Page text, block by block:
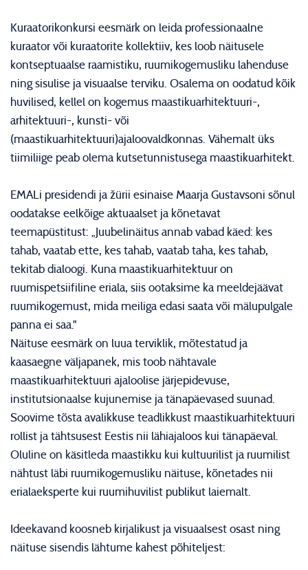
Kuraatorikonkursi eesmärk on leida professionaalne
kuraator või kuraatorite kollektiiv, kes loob näitusele
kontseptuaalse raamistiku, ruumikogemusliku lahenduse
ning sisulise ja visuaalse terviku. Osalema on oodatud kõik
huvilised, kellel on kogemus maastikuarhitektuuri-,
arhitektuuri-, kunsti- või
(maastikuarhitektuuri)ajaloovaldkonnas. Vähemalt üks
tiimiliige peab olema kutsetunnistusega maastikuarhitekt.
EMALi presidendi ja žürii esinaise Maarja Gustavsoni sõnul
oodatakse eelkõige aktuaalset ja kõnetavat
teemapüstitust: „Juubelinäitus annab vabad käed: kes
tahab, vaatab ette, kes tahab, vaatab taha, kes tahab,
tekitab dialoogi. Kuna maastikuarhitektuur on
ruumispetsiifiline eriala, siis ootaksime ka meeldejäävat
ruumikogemust, mida meiliga edasi saata või mälupulgale
panna ei saa."
Näituse eesmärk on luua terviklik, mõtestatud ja
kaasaegne väljapanek, mis toob nähtavale
maastikuarhitektuuri ajaloolise järjepidevuse,
institutsionaalse kujunemise ja tänapäevased suunad.
Soovime tõsta avalikkuse teadlikkust maastikuarhitektuuri
rollist ja tähtsusest Eestis nii lähiajaloos kui tänapäeval.
Oluline on käsitleda maastikku kui kultuurilist ja ruumilist
nähtust läbi ruumikogemusliku näituse, kõnetades nii
erialaeksperte kui ruumihuvilist publikut laiemalt.
Ideekavand koosneb kirjalikust ja visuaalsest osast ning
näituse sisendis lähtume kahest põhiteljest: